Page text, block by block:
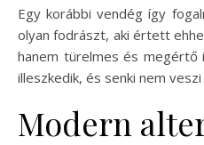
Egy korábbi vendég így
olyan fodrászt, aki értett
hanem türelmes és
illeszkedik, és senki nem
Modern